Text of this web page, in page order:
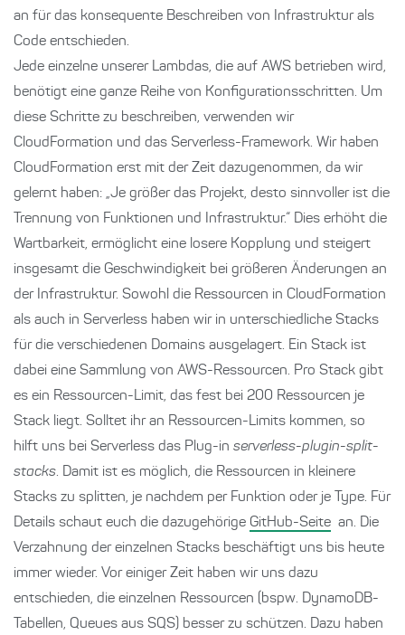
an für das konsequente Beschreiben von Infrastruktur als
Code entschieden.
Jede einzelne unserer Lambdas, die auf AWS betrieben wird,
benötigt eine ganze Reihe von Konfigurationsschritten. Um
diese Schritte zu beschreiben, verwenden wir
CloudFormation und das Serverless-Framework. Wir haben
CloudFormation erst mit der Zeit dazugenommen, da wir
gelernt haben: „Je größer das Projekt, desto sinnvoller ist die
Trennung von Funktionen und Infrastruktur.“ Dies erhöht die
Wartbarkeit, ermöglicht eine losere Kopplung und steigert
insgesamt die Geschwindigkeit bei größeren Änderungen an
der Infrastruktur. Sowohl die Ressourcen in CloudFormation
als auch in Serverless haben wir in unterschiedliche Stacks
für die verschiedenen Domains ausgelagert. Ein Stack ist
dabei eine Sammlung von AWS-Ressourcen. Pro Stack gibt
es ein Ressourcen-Limit, das fest bei 200 Ressourcen je
Stack liegt. Solltet ihr an Ressourcen-Limits kommen, so
hilft uns bei Serverless das Plug-in serverless-plugin-split-
stacks. Damit ist es möglich, die Ressourcen in kleinere
Stacks zu splitten, je nachdem per Funktion oder je Type. Für
Details schaut euch die dazugehörige GitHub-Seite an. Die
Verzahnung der einzelnen Stacks beschäftigt uns bis heute
immer wieder. Vor einiger Zeit haben wir uns dazu
entschieden, die einzelnen Ressourcen (bspw. DynamoDB-
Tabellen, Queues aus SQS) besser zu schützen. Dazu haben